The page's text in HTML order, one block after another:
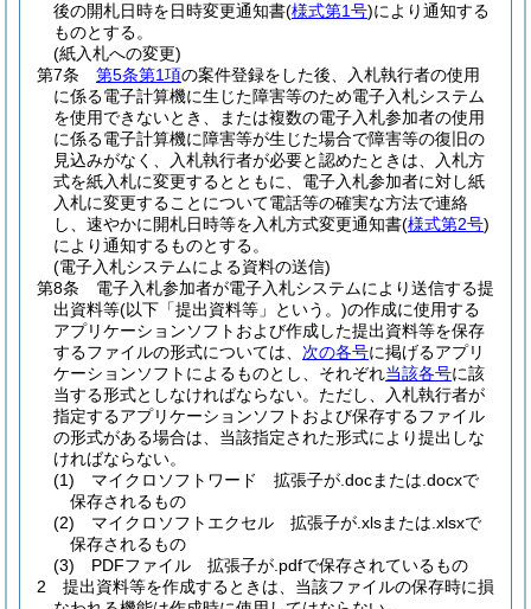
後の開札日時を日時変更通知書(様式第1号)により通知する
ものとする。
(紙入札への変更)
第7条
第5条第1項の案件登録をした後、入札執行者の使用
に係る電子計算機に生じた障害等のため電子入札システム
を使用できないとき、または複数の電子入札参加者の使用
に係る電子計算機に障害等が生じた場合で障害等の復旧の
見込みがなく、入札執行者が必要と認めたときは、入札方
式を紙入札に変更するとともに、電子入札参加者に対し紙
入札に変更することについて電話等の確実な方法で連絡
し、速やかに開札日時等を入札方式変更通知書(様式第2号)
により通知するものとする。
(電子入札システムによる資料の送信)
第8条
電子入札参加者が電子入札システムにより送信する提
出資料等(以下「提出資料等」という。)の作成に使用する
アプリケーションソフトおよび作成した提出資料等を保存
するファイルの形式については、 次の各号に掲げるアプリ
ケーションソフトによるものとし、それぞれ当該各号に該
当する形式としなければならない。 ただし、入札執行者が
指定するアプリケーションソフトおよび保存するファイル
の形式がある場合は、当該指定された形式により提出しな
ければならない。
(1)
マイクロソフトワード 拡張子が.docまたは.docxで
保存されるもの
(2)
マイクロソフトエクセル 拡張子が.xlsまたは.xlsxで
保存されるもの
(3)
PDFファイル 拡張子が.pdfで保存されているもの
2
提出資料等を作成するときは、当該ファイルの保存時に損